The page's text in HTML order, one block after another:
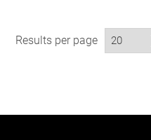
Results per page